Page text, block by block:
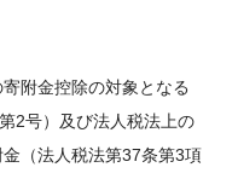
附金控除の対象となる
2号）及び法人税法上の
（法人税法第37条第3項